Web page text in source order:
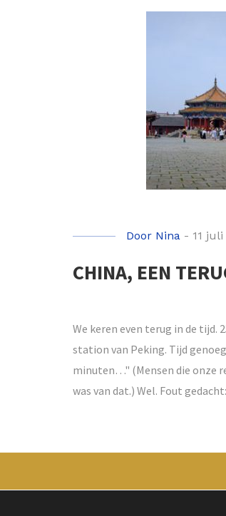
Door Nina - 11 juli
CHINA, EEN
We keren even terug in de tijd.
station van Peking. Tijd
minuten…" (Mensen die onze
was van dat.) Wel. Fout